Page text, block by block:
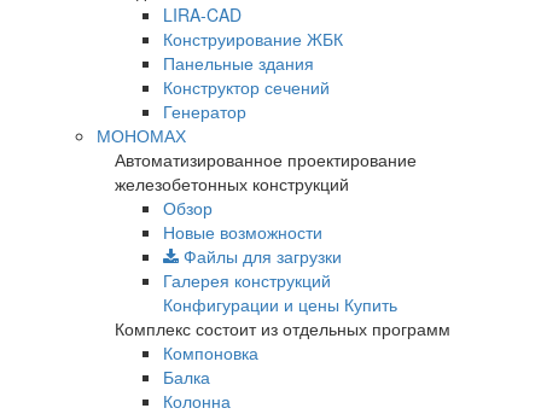
LIRA-CAD
Конструирование ЖБК
Панельные здания
Конструктор сечений
Генератор
МОНОМАХ
Автоматизированное проектирование
железобетонных конструкций
Обзор
Новые возможности
Файлы для загрузки
Галерея конструкций
Конфигурации и цены Купить
Комплекс состоит из отдельных программ
Компоновка
Балка
Колонна